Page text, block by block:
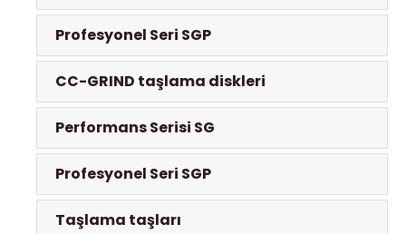
Profesyonel Seri SGP
CC-GRIND taşlama diskleri
Performans Serisi SG
Profesyonel Seri SGP
Taşlama taşları